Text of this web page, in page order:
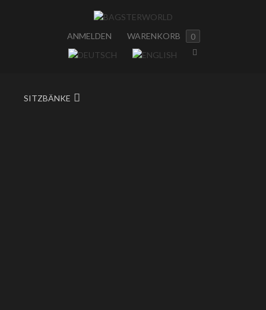
ANMELDEN WARENKORB 0
SITZBÄNKE